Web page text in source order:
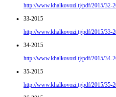
http://www.khalkovozi.tj/pdf/2015/32-
33-2015
http://www.khalkovozi.tj/pdf/2015/33-
34-2015
http://www.khalkovozi.tj/pdf/2015/34-
35-2015
http://www.khalkovozi.tj/pdf/2015/35-